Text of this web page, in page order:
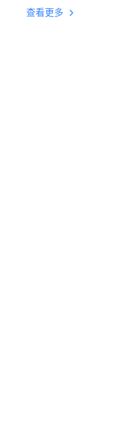
查看更多